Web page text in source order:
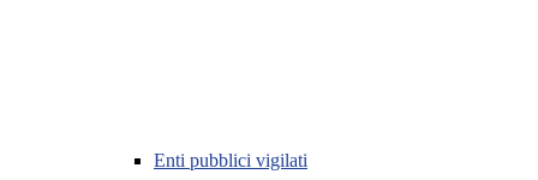
Enti pubblici vigilati